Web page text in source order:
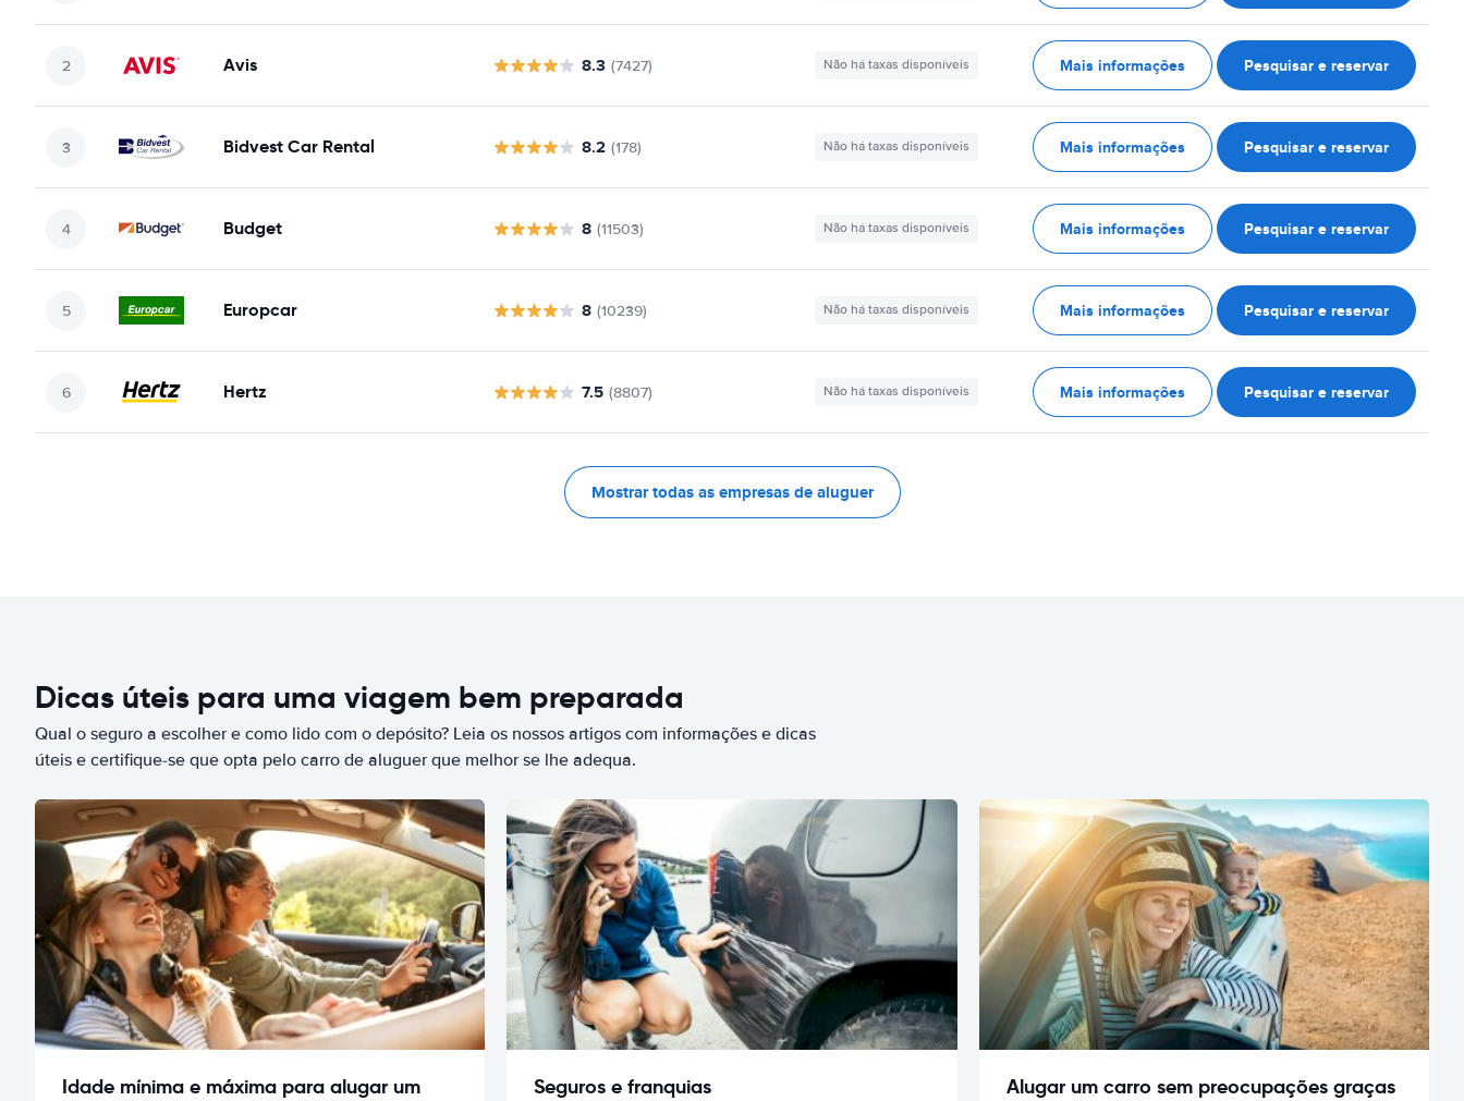
Avis 8.3 (7427) Não há taxas disponíveis Mais informações Pesquisar e reservar
Bidvest Car Rental 8.2 (178) Não há taxas disponíveis Mais informações Pesquisar e reservar
Budget 8 (11503) Não há taxas disponíveis Mais informações Pesquisar e reservar
Europcar 8 (10239) Não há taxas disponíveis Mais informações Pesquisar e reservar
Hertz 7.5 (8807) Não há taxas disponíveis Mais informações Pesquisar e reservar
Mostrar todas as empresas de aluguer
Dicas úteis para uma viagem bem preparada
Qual o seguro a escolher e como lido com o depósito? Leia os nossos artigos com informações e dicas
úteis e certifique-se que opta pelo carro de aluguer que melhor se lhe adequa.
Idade mínima e máxima para alugar um
Seguros e franquias
Alugar um carro sem preocupações graças